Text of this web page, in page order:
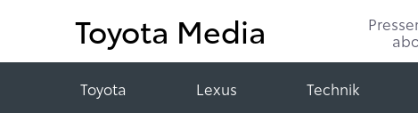
Toyota Media
Toyota Lexus Technik